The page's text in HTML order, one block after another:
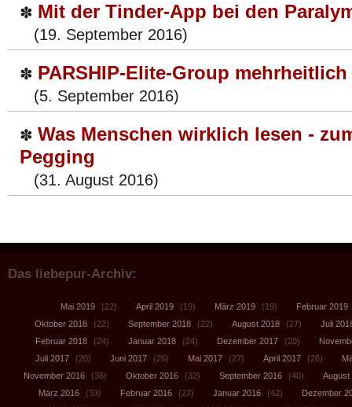
✽ Mit der Tinder-App bei den
(19. September 2016)
✽ PARSHIP-Elite-Group
(5. September 2016)
✽ Was Menschen wirklich lesen -
Pegging
(31. August 2016)
Das liebepur-Archiv:
Mai 2019 (22) April 2019 (19) März 2019 (19) Februar 2019
Oktober 2018
(22) September 2018 (22) August 2018 (27)
Juli
Februar 2018
(24) Januar 2018 (24) Dezember 2017 (20)
Juli 2017
(20) Juni 2017 (26) Mai 2017 (27) April 2017 (26)
November 2016
(36) Oktober 2016 (32) September 2016 (40)
August
März 2016
(33) Februar 2016 (27) Januar 2016 (42)
Dezember